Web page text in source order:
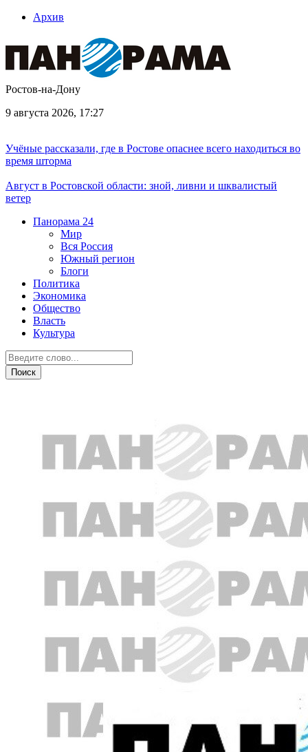
Архив
Ростов-на-Дону
9 августа 2026, 17:27
Учёные рассказали, где в Ростове опаснее всего находиться во
время шторма
Август в Ростовской области: зной, ливни и шквалистый
ветер
Панорама 24
Мир
Вся Россия
Южный регион
Блоги
Политика
Экономика
Общество
Власть
Культура